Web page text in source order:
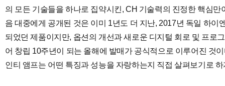
의 모든 기술들을 하나로 집약시킨, CH 기술력의 진정한 핵심
음 대중에게 공개된 것은 이미 1년도 더 지난, 2017년 독일 하
되었던 제품이지만, 옵션의 개선과 새로운 디지털 회로 및 프로
어 창립 10주년이 되는 올해에 발매가 공식적으로 이루어진 것
인티 앰프는 어떤 특징과 성능을 자랑하는지 직접 살펴보기로 하